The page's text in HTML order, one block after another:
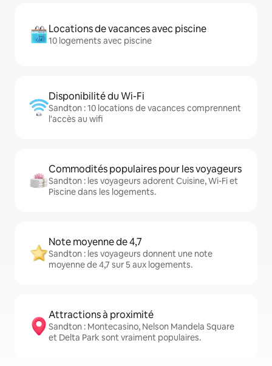
Locations de vacances avec piscine
10 logements avec piscine
Disponibilité du Wi-Fi
Sandton : 10 locations de vacances comprennent
l'accès au wifi
Commodités populaires pour les voyageurs
Sandton : les voyageurs adorent Cuisine, Wi-Fi et
Piscine dans les logements.
Note moyenne de 4,7
Sandton : les voyageurs donnent une note
moyenne de 4,7 sur 5 aux logements.
Attractions à proximité
Sandton : Montecasino, Nelson Mandela Square
et Delta Park sont vraiment populaires.